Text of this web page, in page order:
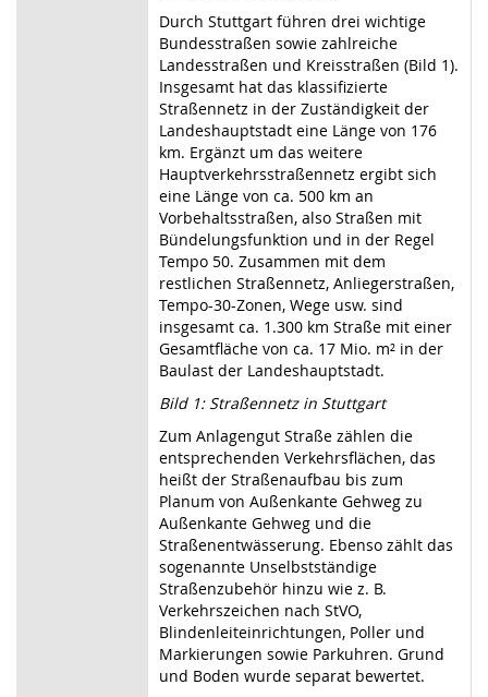
Durch Stuttgart führen drei wichtige
Bundesstraßen sowie zahlreiche
Landesstraßen und Kreisstraßen (Bild 1).
Insgesamt hat das klassifizierte
Straßennetz in der Zuständigkeit der
Landeshauptstadt eine Länge von 176
km. Ergänzt um das weitere
Hauptverkehrsstraßennetz ergibt sich
eine Länge von ca. 500 km an
Vorbehaltsstraßen, also Straßen mit
Bündelungsfunktion und in der Regel
Tempo 50. Zusammen mit dem
restlichen Straßennetz, Anliegerstraßen,
Tempo-30-Zonen, Wege usw. sind
insgesamt ca. 1.300 km Straße mit einer
Gesamtfläche von ca. 17 Mio. m² in der
Baulast der Landeshauptstadt.
Bild 1: Straßennetz in Stuttgart
Zum Anlagengut Straße zählen die
entsprechenden Verkehrsflächen, das
heißt der Straßenaufbau bis zum
Planum von Außenkante Gehweg zu
Außenkante Gehweg und die
Straßenentwässerung. Ebenso zählt das
sogenannte Unselbstständige
Straßenzubehör hinzu wie z. B.
Verkehrszeichen nach StVO,
Blindenleiteinrichtungen, Poller und
Markierungen sowie Parkuhren. Grund
und Boden wurde separat bewertet.